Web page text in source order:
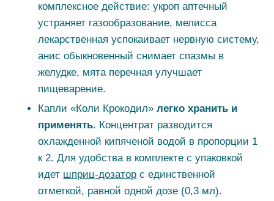
комплексное действие: укроп аптечный
устраняет газообразование, мелисса
лекарственная успокаивает нервную систему,
анис обыкновенный снимает спазмы в
желудке, мята перечная улучшает
пищеварение.
Капли «Коли Крокодил»легко хранить и
применять. Концентрат разводится
охлажденной кипяченой водой в пропорции 1
к 2. Для удобства в комплекте с упаковкой
идет шприц-дозатор с единственной
отметкой, равной одной дозе (0,3 мл).